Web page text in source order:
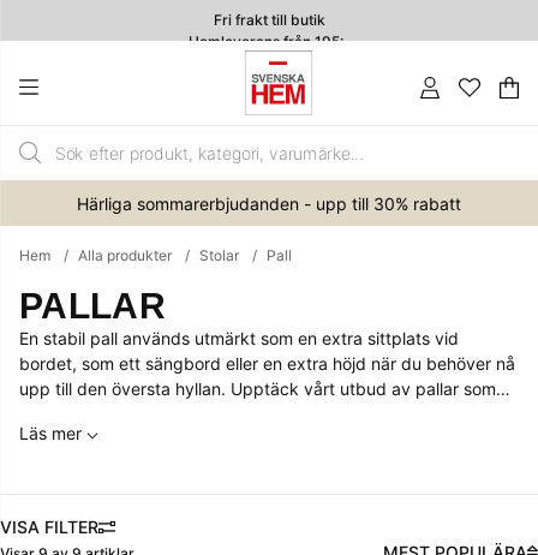
Fri frakt till butik
Hemleverans från 195:-
.
Härliga sommarerbjudanden - upp till 30% rabatt
Hem Alla produkter Stolar Pall
PALLAR
En stabil pall används utmärkt som en extra sittplats vid
bordet, som ett sängbord eller en extra höjd när du behöver nå
upp till den översta hyllan. Upptäck vårt utbud av pallar som
eleganta sittpallar, vi har något för alla hem. Välj en pall som
Läs mer
FILTRERA